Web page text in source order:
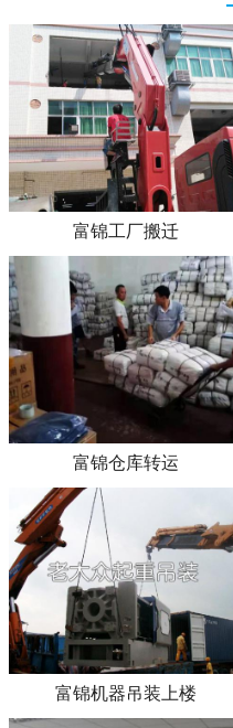
富锦工厂搬迁
富锦仓库转运
富锦机器吊装上楼